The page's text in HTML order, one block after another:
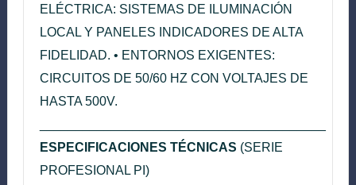
ELÉCTRICA: SISTEMAS DE ILUMINACIÓN
LOCAL Y PANELES INDICADORES DE ALTA
FIDELIDAD. • ENTORNOS EXIGENTES:
CIRCUITOS DE 50/60 HZ CON VOLTAJES DE
HASTA 500V.
ESPECIFICACIONES TÉCNICAS (SERIE
PROFESIONAL PI)